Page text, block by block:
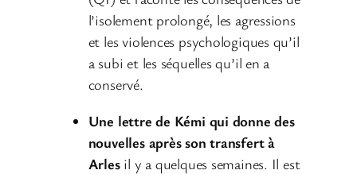
l’isolement prolongé, les agressions
et les violences psychologiques qu’il
a subi et les séquelles qu’il en a
conservé.
Une lettre de Kémi qui donne des
nouvelles après son transfert à
Arlesil y a quelques semaines. Il est